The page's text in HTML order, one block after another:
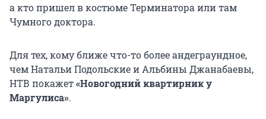
а кто пришел в костюме Терминатора или там
Чумного доктора.
Для тех, кому ближе что-то более андеграундное,
чем Натальи Подольские и Альбины Джанабаевы,
НТВ покажет«Новогодний квартирник у
Маргулиса».